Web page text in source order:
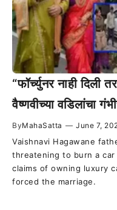
“फॉर्च्युनर नाही दिली
वैष्णवीच्या वडिलांचा
ByMahaSatta — June 7,
Vaishnavi Hagawane
threatening to burn a
claims of owning luxury
forced the marriage.